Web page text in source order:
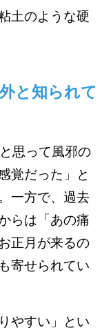
土のような硬
と知られて
思って風邪の
覚だった」と
一方で、過去
らは「あの痛
正月が来るの
寄せられてい
やすい」とい